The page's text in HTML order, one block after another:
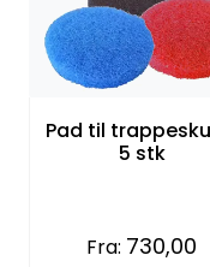
Pad til
5 stk
Fra: 730,00